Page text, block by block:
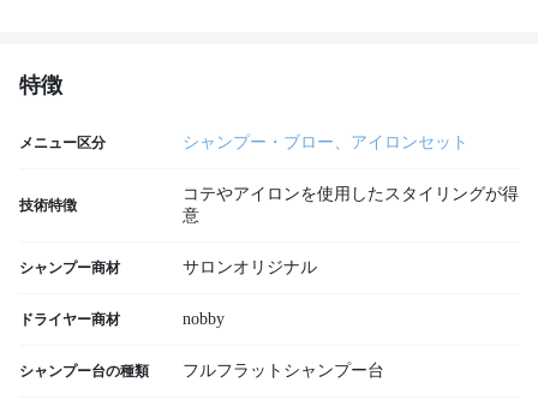
特徴
メニュー区分 シャンプー・ブロー、アイロンセット
技術特徴
コテやアイロンを使用したスタイリングが得
意
シャンプー商材 サロンオリジナル
ドライヤー商材 nobby
シャンプー台の種類 フルフラットシャンプー台